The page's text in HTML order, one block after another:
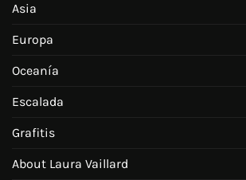
Asia
Europa
Oceanía
Escalada
Grafitis
About Laura Vaillard